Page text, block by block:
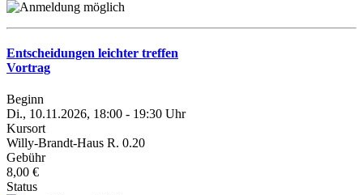
Entscheidungen leichter treffen
Vortrag
Beginn
Di., 10.11.2026, 18:00 - 19:30 Uhr
Kursort
Willy-Brandt-Haus R. 0.20
Gebühr
8,00 €
Status